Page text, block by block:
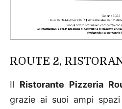
ROUTE 2,
Il Ristorante Pizzeria
grazie ai suoi ampi